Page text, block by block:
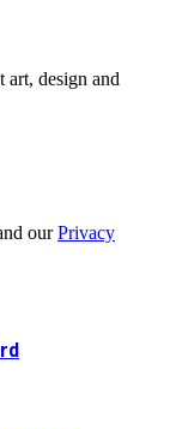
art, design and
ourPrivacy